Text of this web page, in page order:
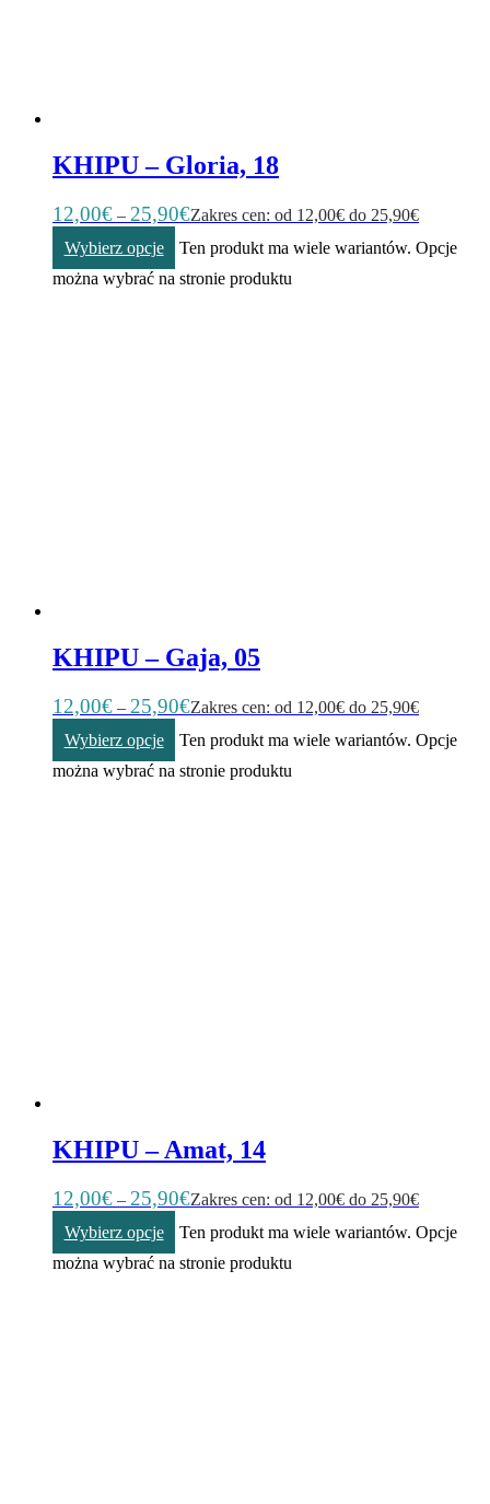
KHIPU – Gloria, 18
12,00€ – 25,90€Zakres cen: od 12,00€ do 25,90€
Wybierz opcje
Ten produkt ma wiele wariantów. Opcje
można wybrać na stronie produktu
KHIPU – Gaja, 05
12,00€ – 25,90€Zakres cen: od 12,00€ do 25,90€
Wybierz opcje
Ten produkt ma wiele wariantów. Opcje
można wybrać na stronie produktu
KHIPU – Amat, 14
12,00€ – 25,90€Zakres cen: od 12,00€ do 25,90€
Wybierz opcje
Ten produkt ma wiele wariantów. Opcje
można wybrać na stronie produktu